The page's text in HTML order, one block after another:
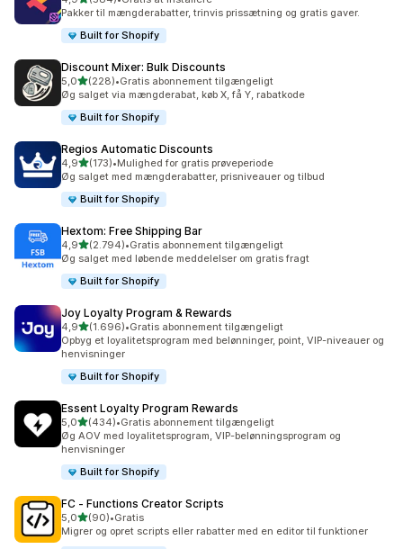
584 anmeldelser i alt
Pakker til mængderabatter, trinvis prissætning og gratis gaver.
Built for Shopify
Discount Mixer: Bulk Discounts
5,0ud af 5 stjerner
(228)
228 anmeldelser i alt
•Gratis abonnement tilgængeligt
Øg salget via mængderabat, køb X, få Y, rabatkode
Built for Shopify
Regios Automatic Discounts
4,9ud af 5 stjerner
(173)
173 anmeldelser i alt
•Mulighed for gratis prøveperiode
Øg salget med mængderabatter, prisniveauer og tilbud
Built for Shopify
Hextom: Free Shipping Bar
4,9ud af 5 stjerner
(2.794)
2794 anmeldelser i alt
•Gratis abonnement tilgængeligt
Øg salget med løbende meddelelser om gratis fragt
Built for Shopify
Joy Loyalty Program & Rewards
4,9ud af 5 stjerner
(1.696)
1696 anmeldelser i alt
•Gratis abonnement tilgængeligt
Opbyg et loyalitetsprogram med belønninger, point, VIP-niveauer og
henvisninger
Built for Shopify
Essent Loyalty Program Rewards
5,0ud af 5 stjerner
(434)
434 anmeldelser i alt
•Gratis abonnement tilgængeligt
Øg AOV med loyalitetsprogram, VIP-belønningsprogram og
henvisninger
Built for Shopify
FC ‑ Functions Creator Scripts
5,0ud af 5 stjerner
(90)
90 anmeldelser i alt
•Gratis
Migrer og opret scripts eller rabatter med en editor til funktioner